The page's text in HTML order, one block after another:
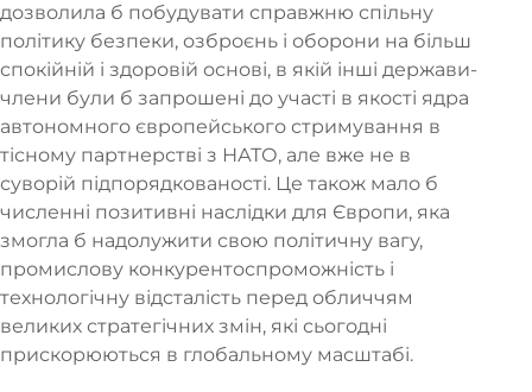
дозволила б побудувати справжню спільну
політику безпеки, озброєнь і оборони на більш
спокійній і здоровій основі, в якій інші держави-
члени були б запрошені до участі в якості ядра
автономного європейського стримування в
тісному партнерстві з НАТО, але вже не в
суворій підпорядкованості. Це також мало б
численні позитивні наслідки для Європи, яка
змогла б надолужити свою політичну вагу,
промислову конкурентоспроможність і
технологічну відсталість перед обличчям
великих стратегічних змін, які сьогодні
прискорюються в глобальному масштабі.